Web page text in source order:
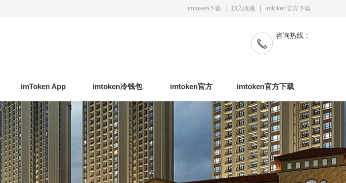
imtoken下载 加入收藏 imtoken官方下载
咨询热线：
imToken App imtoken冷钱包 imtoken官方 imtoken官方下载